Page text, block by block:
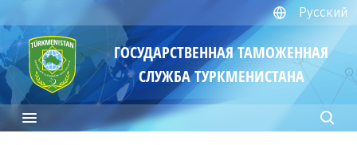
Русский
ГОСУДАРСТВЕННАЯ ТАМОЖЕННАЯ
СЛУЖБА ТУРКМЕНИСТАНА